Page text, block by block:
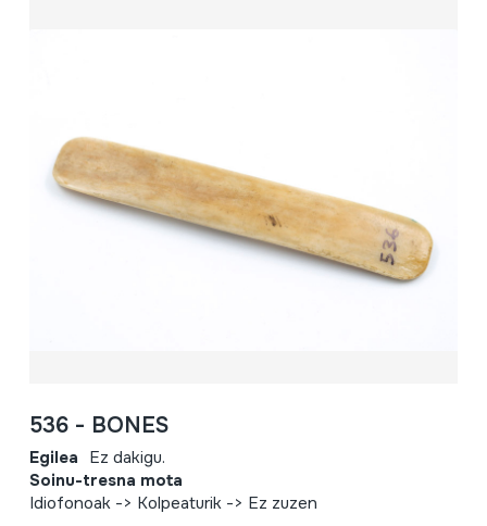
536 - BONES
Egilea Ez dakigu.
Soinu-tresna mota
Idiofonoak -> Kolpeaturik -> Ez zuzen